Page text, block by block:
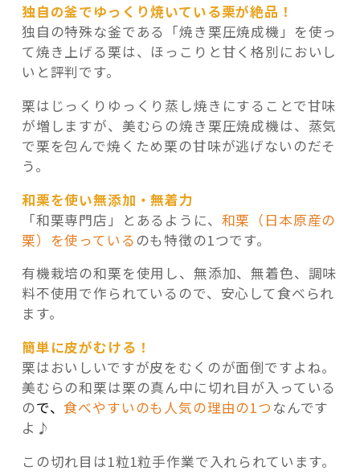
独自の釜でゆっくり焼いている栗が絶品！
独自の特殊な釜である「焼き栗圧焼成機」を使っ
て焼き上げる栗は、ほっこりと甘く格別においし
いと評判です。
栗はじっくりゆっくり蒸し焼きにすることで甘味
が増しますが、美むらの焼き栗圧焼成機は、蒸気
で栗を包んで焼くため栗の甘味が逃げないのだそ
う。
和栗を使い無添加・無着力
「和栗専門店」とあるように、 和栗（日本原産の
栗）を使っている のも特徴の1つです。
有機栽培の和栗を使用し、無添加、無着色、調味
料不使用で作られているので、安心して食べられ
ます。
簡単に皮がむける！
栗はおいしいですが皮をむくのが面倒ですよね。
美むらの和栗は栗の真ん中に切れ目が入っている
ので、食べやすいのも人気の理由の1つなんです
よ♪
この切れ目は1粒1粒手作業で入れられています。